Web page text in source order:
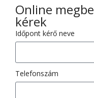
Online
kérek
Időpont kérő neve
Telefonszám